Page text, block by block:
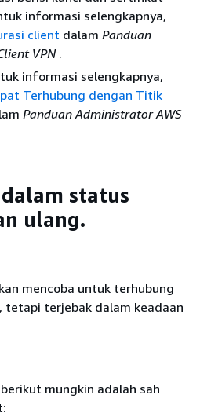
informasi selengkapnya,
client dalam Panduan
VPN .
informasi selengkapnya,
Terhubung dengan Titik
Panduan Administrator AWS
status
ulang.
mencoba untuk terhubung
tetapi terjebak dalam keadaan
mungkin adalah sah